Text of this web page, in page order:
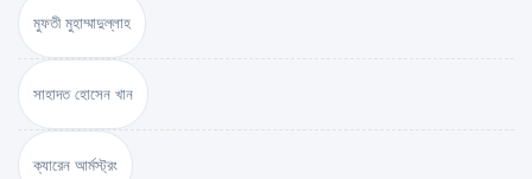
মুফতী মুহাম্মাদুল্লাহ
সাহাদত হোসেন খান
ক্যারেন আর্মস্ট্রং